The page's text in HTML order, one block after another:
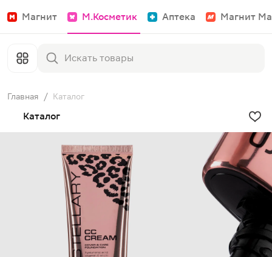
Магнит М.Косметик Аптека Магнит
Главная / Каталог
Каталог